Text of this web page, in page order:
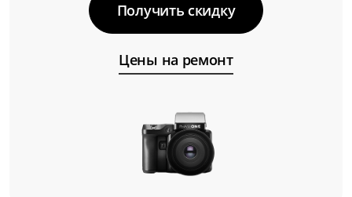
Получить скидку
Цены на ремонт